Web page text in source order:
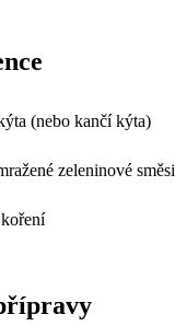
(nebo kančí kýta)
zeleninové směsi